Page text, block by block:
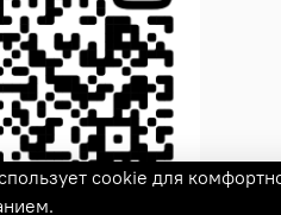
cookie для